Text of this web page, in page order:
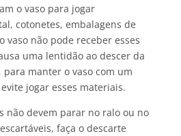
o vaso para jogar
cotonetes, embalagens de
vaso não pode receber esses
uma lentidão ao descer da
manter o vaso com um
jogar esses materiais.
não devem parar no ralo ou no
faça o descarte